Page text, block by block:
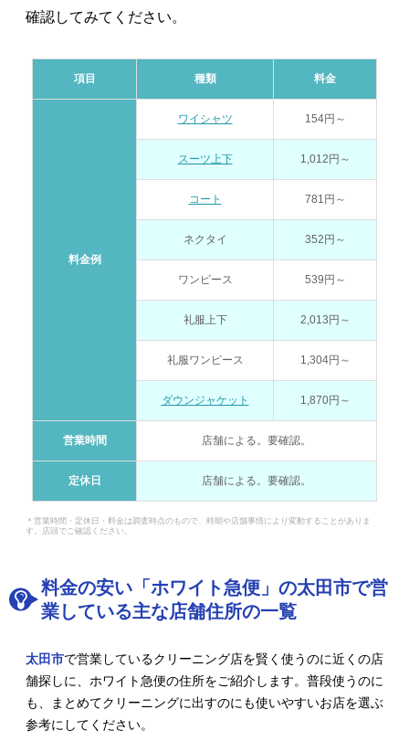
確認してみてください。
項目 種類 料金
料金例
ワイシャツ 154円～
スーツ上下 1,012円～
コート 781円～
ネクタイ 352円～
ワンピース 539円～
礼服上下 2,013円～
礼服ワンピース 1,304円～
ダウンジャケット 1,870円～
営業時間 店舗による。要確認。
定休日 店舗による。要確認。
＊営業時間・定休日・料金は調査時点のもので、時期や店舗事情により変動することがありま
す。店頭でご確認ください。
料金の安い「ホワイト急便」の太田市で営
業している主な店舗住所の一覧
太田市で営業しているクリーニング店を賢く使うのに近くの店
舗探しに、ホワイト急便の住所をご紹介します。普段使うのに
も、まとめてクリーニングに出すのにも使いやすいお店を選ぶ
参考にしてください。